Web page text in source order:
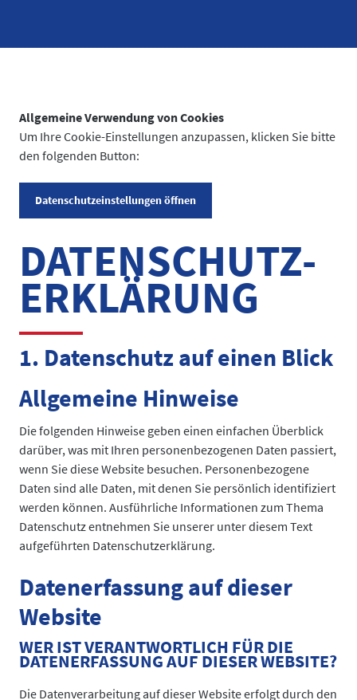
Allgemeine Verwendung von Cookies
Um Ihre Cookie-Einstellungen anzupassen, klicken Sie bitte
den folgenden Button:
Datenschutzeinstellungen öffnen
DATENSCHUTZ­
ERKLÄRUNG
1. Datenschutz auf einen Blick
Allgemeine Hinweise
Die folgenden Hinweise geben einen einfachen Überblick
darüber, was mit Ihren personenbezogenen Daten passiert,
wenn Sie diese Website besuchen. Personenbezogene
Daten sind alle Daten, mit denen Sie persönlich identifiziert
werden können. Ausführliche Informationen zum Thema
Datenschutz entnehmen Sie unserer unter diesem Text
aufgeführten Datenschutzerklärung.
Datenerfassung auf dieser
Website
WER IST VERANTWORTLICH FÜR DIE
DATENERFASSUNG AUF DIESER WEBSITE?
Die Datenverarbeitung auf dieser Website erfolgt durch den